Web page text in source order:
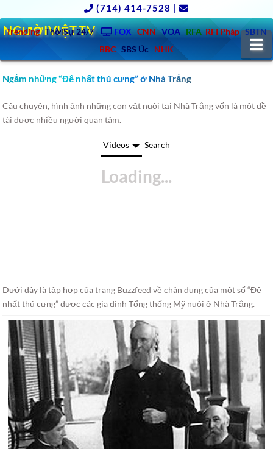
(714) 414-7528 |
Trending ThờiSự 24/7 FOX CNN VOA RFA RFI Pháp SBTN
BBC SBS Úc NHK
NGƯỜIVIỆT.TV
Ngắm những “Đệ nhất thú cưng” ở Nhà Trắng
Câu chuyện, hình ảnh những con vật nuôi tại Nhà Trắng vốn là một đề
tài được nhiều người quan tâm.
Videos Search
Dưới đây là tập hợp của trang Buzzfeed về chân dung của một số “Đệ
nhất thú cưng” được các gia đình Tổng thống Mỹ nuôi ở Nhà Trắng.